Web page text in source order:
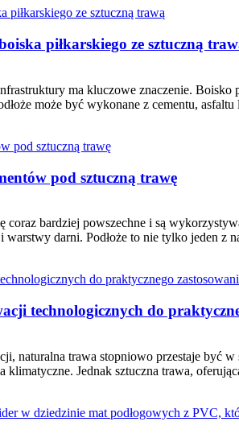
piłkarskiego ze sztuczną
ma kluczowe znaczenie.
może być wykonane z cementu,
pod sztuczną trawę
coraz bardziej powszechne i są
darni. Podłoże to nie tylko jeden z
technologicznych do
naturalna trawa stopniowo przestaje być
klimatyczne. Jednak sztuczna trawa,